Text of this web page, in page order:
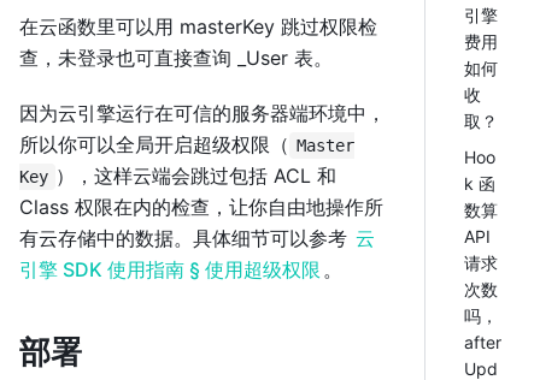
在云函数里可以用 masterKey 跳过权限检
查，未登录也可直接查询 _User 表。
因为云引擎运行在可信的服务器端环境中，
所以你可以全局开启超级权限（ Master
Key ），这样云端会跳过包括 ACL 和
Class 权限在内的检查，让你自由地操作所
有云存储中的数据。具体细节可以参考 云
引擎 SDK 使用指南 § 使用超级权限 。
部署
引擎
费用
如何
收
取？
Hoo
k 函
数算
API
请求
次数
吗，
after
Upd